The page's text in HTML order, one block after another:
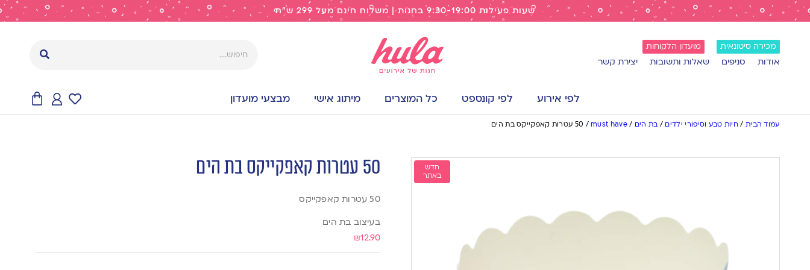
שעות פעילות 9:30-19:00 בחנות | משלוח חינם מעל 299 ש"ח
מכירה סיטונאית מועדון הלקוחות
אודות סניפים שאלות ותשובות יצירת קשר
לפי אירוע לפי קונספט כל המוצרים מיתוג אישי מבצעי מועדון
עמוד הבית / חיות טבע וסיפורי ילדים /בת הים /
must have
/ 50 עטרות קאפקייקס בת הים
חדש
באתר
50 עטרות קאפקייקס בת הים
50 עטרות קאפקייקס
בעיצוב בת הים
₪12.90